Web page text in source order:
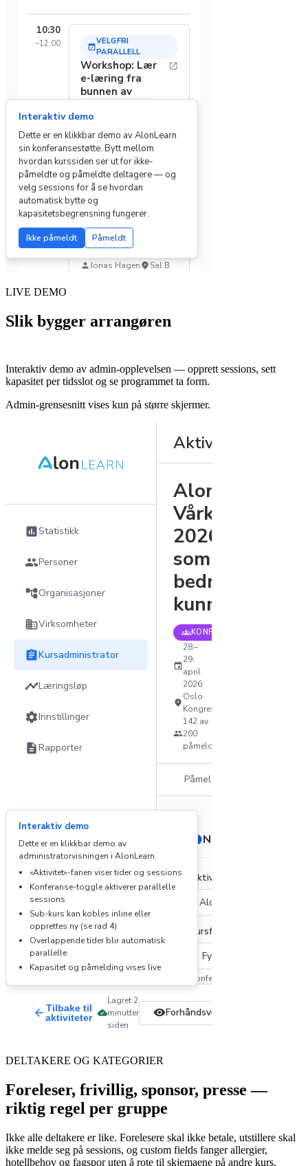
LIVE DEMO
Slik bygger arrangøren
Interaktiv demo av admin-opplevelsen — opprett sessions, sett
kapasitet per tidsslot og se programmet ta form.
Admin-grensesnitt vises kun på større skjermer.
DELTAKERE OG KATEGORIER
Foreleser, frivillig, sponsor, presse —
riktig regel per gruppe
Ikke alle deltakere er like. Forelesere skal ikke betale, utstillere skal
ikke melde seg på sessions, og custom fields fanger allergier,
hotellbehov og fagspor uten å rote til skjemaene på andre kurs.